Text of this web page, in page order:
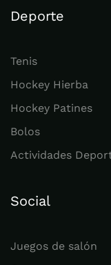
Deporte
Tenis
Hockey Hierba
Hockey Patines
Bolos
Actividades
Social
Juegos de salón